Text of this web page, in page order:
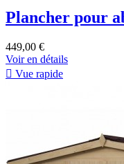
Plancher pour
449,00 €
Voir en détails
 Vue rapide